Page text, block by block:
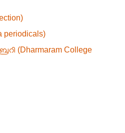
(Dharmaram College